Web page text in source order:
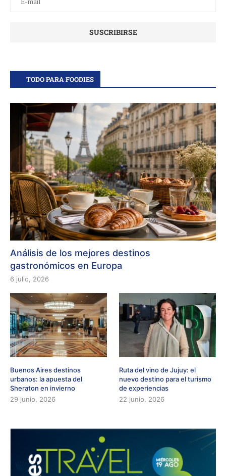
TODO PARA FOODIES
Análisis de los mejores destinos
gastronómicos en Europa
6 julio, 2026
Buenos Aires destinos
urbanos: la apuesta del
Sheraton en invierno
29 junio, 2026
Ruta del vino de Jujuy: el
nuevo destino para el turismo
de experiencias
22 junio, 2026